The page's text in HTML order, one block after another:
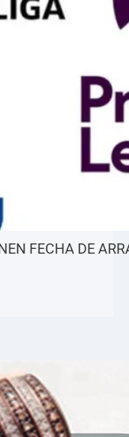
FECHA DE